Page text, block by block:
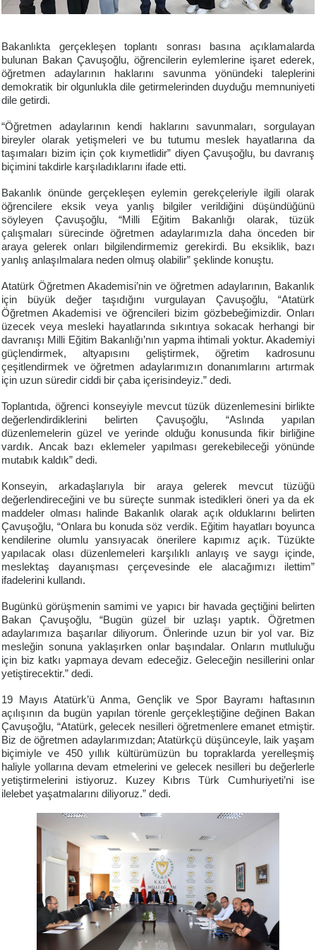
Bakanlıkta gerçekleşen toplantı sonrası basına açıklamalarda
bulunan Bakan Çavuşoğlu, öğrencilerin eylemlerine işaret ederek,
öğretmen adaylarının haklarını savunma yönündeki taleplerini
demokratik bir olgunlukla dile getirmelerinden duyduğu memnuniyeti
dile getirdi.
“Öğretmen adaylarının kendi haklarını savunmaları, sorgulayan
bireyler olarak yetişmeleri ve bu tutumu meslek hayatlarına da
taşımaları bizim için çok kıymetlidir” diyen Çavuşoğlu, bu davranış
biçimini takdirle karşıladıklarını ifade etti.
Bakanlık önünde gerçekleşen eylemin gerekçeleriyle ilgili olarak
öğrencilere eksik veya yanlış bilgiler verildiğini düşündüğünü
söyleyen Çavuşoğlu, “Milli Eğitim Bakanlığı olarak, tüzük
çalışmaları sürecinde öğretmen adaylarımızla daha önceden bir
araya gelerek onları bilgilendirmemiz gerekirdi. Bu eksiklik, bazı
yanlış anlaşılmalara neden olmuş olabilir” şeklinde konuştu.
Atatürk Öğretmen Akademisi’nin ve öğretmen adaylarının, Bakanlık
için büyük değer taşıdığını vurgulayan Çavuşoğlu, “Atatürk
Öğretmen Akademisi ve öğrencileri bizim gözbebeğimizdir. Onları
üzecek veya mesleki hayatlarında sıkıntıya sokacak herhangi bir
davranışı Milli Eğitim Bakanlığı’nın yapma ihtimali yoktur. Akademiyi
güçlendirmek, altyapısını geliştirmek, öğretim kadrosunu
çeşitlendirmek ve öğretmen adaylarımızın donanımlarını artırmak
için uzun süredir ciddi bir çaba içerisindeyiz.” dedi.
Toplantıda, öğrenci konseyiyle mevcut tüzük düzenlemesini birlikte
değerlendirdiklerini belirten Çavuşoğlu, “Aslında yapılan
düzenlemelerin güzel ve yerinde olduğu konusunda fikir birliğine
vardık. Ancak bazı eklemeler yapılması gerekebileceği yönünde
mutabık kaldık” dedi.
Konseyin, arkadaşlarıyla bir araya gelerek mevcut tüzüğü
değerlendireceğini ve bu süreçte sunmak istedikleri öneri ya da ek
maddeler olması halinde Bakanlık olarak açık olduklarını belirten
Çavuşoğlu, “Onlara bu konuda söz verdik. Eğitim hayatları boyunca
kendilerine olumlu yansıyacak önerilere kapımız açık. Tüzükte
yapılacak olası düzenlemeleri karşılıklı anlayış ve saygı içinde,
meslektaş dayanışması çerçevesinde ele alacağımızı ilettim”
ifadelerini kullandı.
Bugünkü görüşmenin samimi ve yapıcı bir havada geçtiğini belirten
Bakan Çavuşoğlu, “Bugün güzel bir uzlaşı yaptık. Öğretmen
adaylarımıza başarılar diliyorum. Önlerinde uzun bir yol var. Biz
mesleğin sonuna yaklaşırken onlar başındalar. Onların mutluluğu
için biz katkı yapmaya devam edeceğiz. Geleceğin nesillerini onlar
yetiştirecektir.” dedi.
19 Mayıs Atatürk’ü Anma, Gençlik ve Spor Bayramı haftasının
açılışının da bugün yapılan törenle gerçekleştiğine değinen Bakan
Çavuşoğlu, “Atatürk, gelecek nesilleri öğretmenlere emanet etmiştir.
Biz de öğretmen adaylarımızdan; Atatürkçü düşünceyle, laik yaşam
biçimiyle ve 450 yıllık kültürümüzün bu topraklarda yerelleşmiş
haliyle yollarına devam etmelerini ve gelecek nesilleri bu değerlerle
yetiştirmelerini istiyoruz. Kuzey Kıbrıs Türk Cumhuriyeti’ni ise
ilelebet yaşatmalarını diliyoruz.” dedi.